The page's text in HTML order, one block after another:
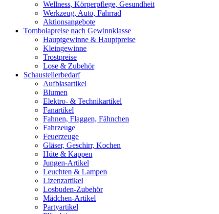
Wellness, Körperpflege, Gesundheit
Werkzeug, Auto, Fahrrad
Aktionsangebote
Tombolapreise nach Gewinnklasse
Hauptgewinne & Hauptpreise
Kleingewinne
Trostpreise
Lose & Zubehör
Schaustellerbedarf
Aufblasartikel
Blumen
Elektro- & Technikartikel
Fanartikel
Fahnen, Flaggen, Fähnchen
Fahrzeuge
Feuerzeuge
Gläser, Geschirr, Kochen
Hüte & Kappen
Jungen-Artikel
Leuchten & Lampen
Lizenzartikel
Losbuden-Zubehör
Mädchen-Artikel
Partyartikel